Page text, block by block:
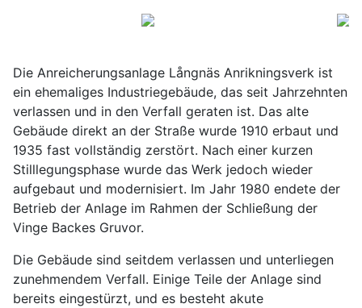
Die Anreicherungsanlage Långnäs Anrikningsverk ist
ein ehemaliges Industriegebäude, das seit Jahrzehnten
verlassen und in den Verfall geraten ist. Das alte
Gebäude direkt an der Straße wurde 1910 erbaut und
1935 fast vollständig zerstört. Nach einer kurzen
Stilllegungsphase wurde das Werk jedoch wieder
aufgebaut und modernisiert. Im Jahr 1980 endete der
Betrieb der Anlage im Rahmen der Schließung der
Vinge Backes Gruvor.
Die Gebäude sind seitdem verlassen und unterliegen
zunehmendem Verfall. Einige Teile der Anlage sind
bereits eingestürzt, und es besteht akute